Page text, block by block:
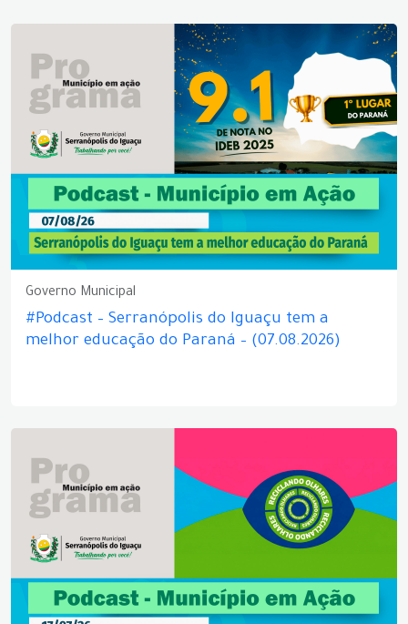
Governo Municipal
#Podcast – Serranópolis do Iguaçu tem a
melhor educação do Paraná – (07.08.2026)